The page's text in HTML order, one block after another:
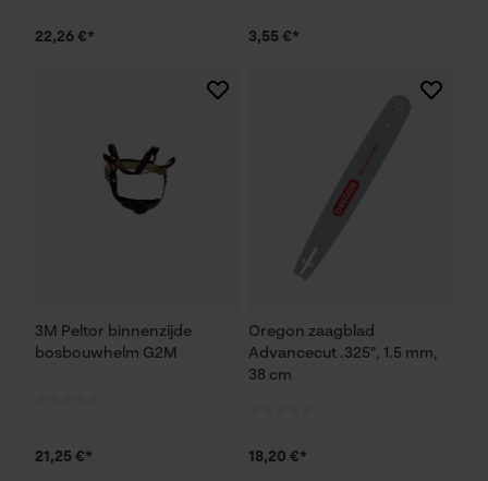
22,26 €* 3,55 €*
3M Peltor binnenzijde
bosbouwhelm G2M
21,25 €*
Oregon zaagblad
Advancecut .325", 1.5 mm,
38 cm
18,20 €*